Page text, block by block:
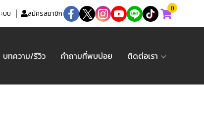
บบ สมัครสมาชิก
0
บทความ/รีวิว คำถามที่พบบ่อย ติดต่อเรา